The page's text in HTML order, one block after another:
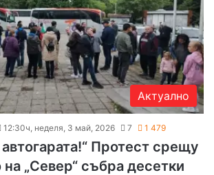
Актуално
12:30ч, неделя, 3 май, 2026 7 1 479
Протест срещу
на „Север“ събра десетки